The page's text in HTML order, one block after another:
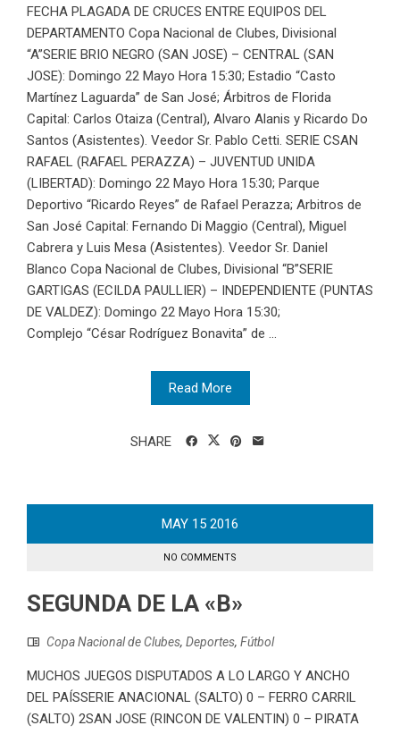
FECHA PLAGADA DE CRUCES ENTRE EQUIPOS DEL
DEPARTAMENTO Copa Nacional de Clubes, Divisional
“A”SERIE BRIO NEGRO (SAN JOSE) – CENTRAL (SAN
JOSE): Domingo 22 Mayo Hora 15:30; Estadio “Casto
Martínez Laguarda” de San José; Árbitros de Florida
Capital: Carlos Otaiza (Central), Alvaro Alanis y Ricardo Do
Santos (Asistentes). Veedor Sr. Pablo Cetti. SERIE CSAN
RAFAEL (RAFAEL PERAZZA) – JUVENTUD UNIDA
(LIBERTAD): Domingo 22 Mayo Hora 15:30; Parque
Deportivo “Ricardo Reyes” de Rafael Perazza; Arbitros de
San José Capital: Fernando Di Maggio (Central), Miguel
Cabrera y Luis Mesa (Asistentes). Veedor Sr. Daniel
Blanco Copa Nacional de Clubes, Divisional “B”SERIE
GARTIGAS (ECILDA PAULLIER) – INDEPENDIENTE (PUNTAS
DE VALDEZ): Domingo 22 Mayo Hora 15:30;
Complejo “César Rodríguez Bonavita” de ...
Read More
SHARE
MAY 15 2016
NO COMMENTS
SEGUNDA DE LA «B»
Copa Nacional de Clubes, Deportes, Fútbol
MUCHOS JUEGOS DISPUTADOS A LO LARGO Y ANCHO
DEL PAÍSSERIE ANACIONAL (SALTO) 0 – FERRO CARRIL
(SALTO) 2SAN JOSE (RINCON DE VALENTIN) 0 – PIRATA